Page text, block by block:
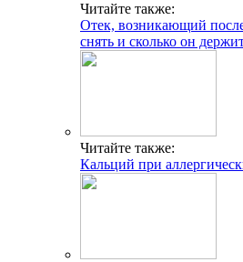
Читайте также:
Отек, возникающий
снять и сколько он
Читайте также:
Кальций при